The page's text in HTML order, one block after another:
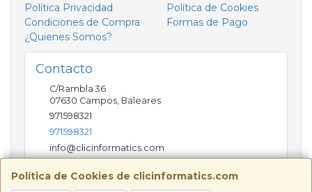
Política de Cookies de clicinformatics.com
Política Privacidad
Política de Cookies
Condiciones de Compra
Formas de Pago
¿Quienes Somos?
Contacto
C/Rambla 36
07630 Campos Baleares
971598321
971598321
info@clicinformatics.com